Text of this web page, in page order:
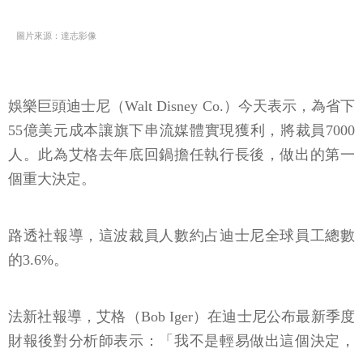
圖片來源：達志影像
娛樂巨頭迪士尼（Walt Disney Co.）今天表示，為省下
55億美元成本讓旗下串流媒體實現獲利，將裁員7000
人。此為艾格去年底回鍋擔任執行長後，做出的第一
個重大決定。
路透社報導，這波裁員人數約占迪士尼全球員工總數
的3.6%。
法新社報導，艾格（Bob Iger）在迪士尼公布最新季度
財報後對分析師表示：「我不是輕易做出這個決定，